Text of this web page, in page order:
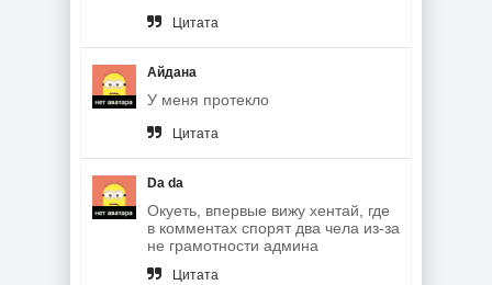
Цитата
Айдана
У меня протекло
Цитата
Da da
Окуеть, впервые вижу хентай, где
в комментах спорят два чела из-за
не грамотности админа
Цитата